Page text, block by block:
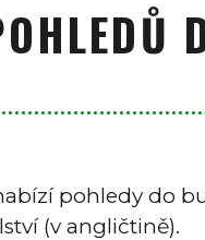
pohledy do
(v angličtině).